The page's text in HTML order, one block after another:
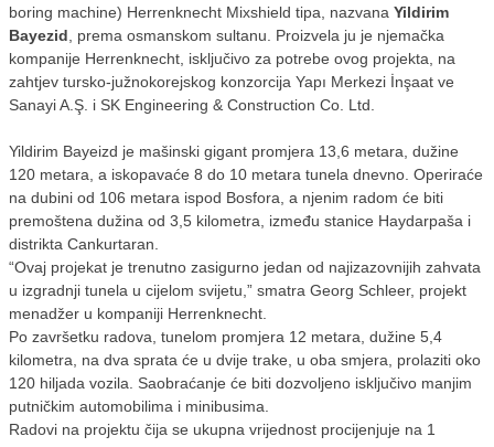
boring machine) Herrenknecht Mixshield tipa, nazvana Yildirim
Bayezid, prema osmanskom sultanu. Proizvela ju je njemačka
kompanije Herrenknecht, isključivo za potrebe ovog projekta, na
zahtjev tursko-južnokorejskog konzorcija Yapı Merkezi İnşaat ve
Sanayi A.Ş. i SK Engineering & Construction Co. Ltd.
Yildirim Bayeizd je mašinski gigant promjera 13,6 metara, dužine
120 metara, a iskopavaće 8 do 10 metara tunela dnevno. Operiraće
na dubini od 106 metara ispod Bosfora, a njenim radom će biti
premoštena dužina od 3,5 kilometra, između stanice Haydarpaša i
distrikta Cankurtaran.
“Ovaj projekat je trenutno zasigurno jedan od najizazovnijih zahvata
u izgradnji tunela u cijelom svijetu,” smatra Georg Schleer, projekt
menadžer u kompaniji Herrenknecht.
Po završetku radova, tunelom promjera 12 metara, dužine 5,4
kilometra, na dva sprata će u dvije trake, u oba smjera, prolaziti oko
120 hiljada vozila. Saobraćanje će biti dozvoljeno isključivo manjim
putničkim automobilima i minibusima.
Radovi na projektu čija se ukupna vrijednost procijenjuje na 1